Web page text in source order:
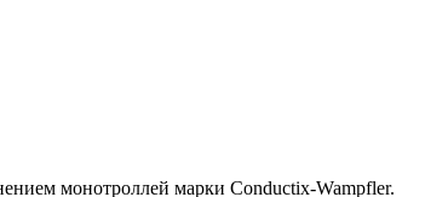
монотроллей марки Conductix-Wampfler.